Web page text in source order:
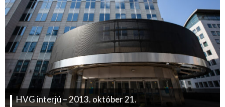
HVG interjú – 2013. október 21.